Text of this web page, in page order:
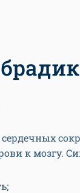
к мозгу.